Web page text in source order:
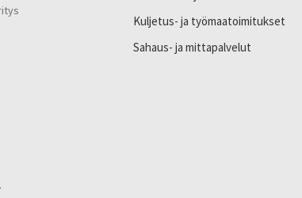
Kuljetus- ja työmaatoimitukset
Sahaus- ja mittapalvelut